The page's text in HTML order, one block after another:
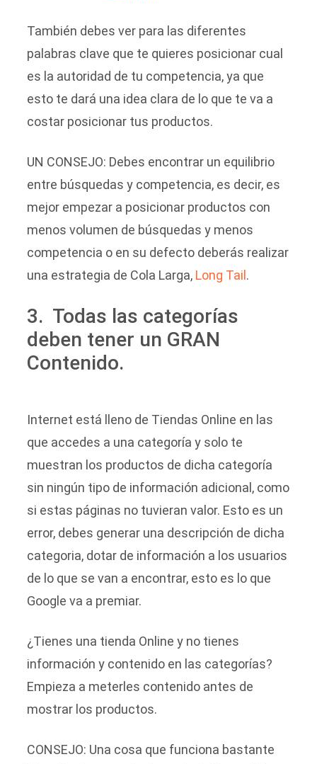
También debes ver para las diferentes
palabras clave que te quieres posicionar cual
es la autoridad de tu competencia, ya que
esto te dará una idea clara de lo que te va a
costar posicionar tus productos.
UN CONSEJO: Debes encontrar un equilibrio
entre búsquedas y competencia, es decir, es
mejor empezar a posicionar productos con
menos volumen de búsquedas y menos
competencia o en su defecto deberás realizar
una estrategia de Cola Larga, Long Tail .
3. Todas las categorías
deben tener un GRAN
Contenido.
Internet está lleno de Tiendas Online en las
que accedes a una categoría y solo te
muestran los productos de dicha categoría
sin ningún tipo de información adicional, como
si estas páginas no tuvieran valor. Esto es un
error, debes generar una descripción de dicha
categoria, dotar de información a los usuarios
de lo que se van a encontrar, esto es lo que
Google va a premiar.
¿Tienes una tienda Online y no tienes
información y contenido en las categorías?
Empieza a meterles contenido antes de
mostrar los productos.
CONSEJO: Una cosa que funciona bastante